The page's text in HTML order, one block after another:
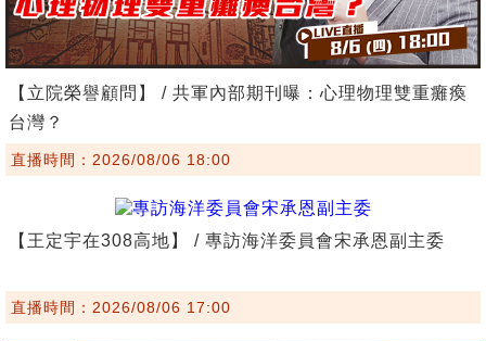
【立院榮譽顧問】 / 共軍內部期刊曝：心理物理雙重癱瘓
台灣？
直播時間：2026/08/06 18:00
【王定宇在308高地】 / 專訪海洋委員會宋承恩副主委
直播時間：2026/08/06 17:00